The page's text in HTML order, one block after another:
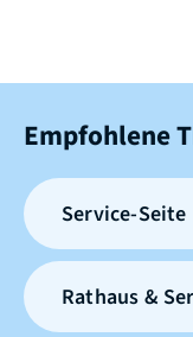
Empfohlene
Service-Seite
Rathaus &